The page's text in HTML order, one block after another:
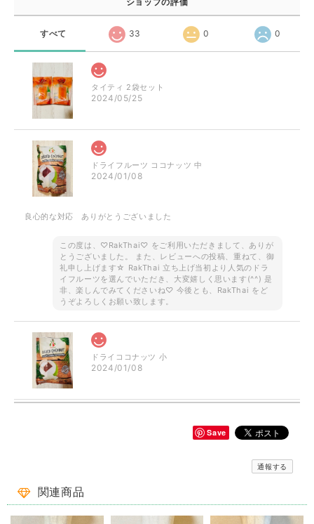
すべて 33 0 0
タイティ 2袋セット
2024/05/25
ドライフルーツ ココナッツ 中
2024/01/08
良心的な対応 ありがとうございました
この度は、♡RakThai♡ をご利用いただきまして、ありが
とうございました。 また、レビューへの投稿、重ねて、御
礼申し上げます☆ RakThai 立ち上げ当初より人気のドラ
イフルーツを選んでいただき、大変嬉しく思います(^^) 是
非、楽しんでみてくださいね♡ 今後とも、RakThai をど
うぞよろしくお願い致します。
ドライココナッツ 小
2024/01/08
ご予約品です！ ロータス 半袖シャツ ブラウン
一目惚れ✾で即買いしました。見たままのとっても素敵なでした✨とて
も敏速、丁寧な対応で、本当に良いお買い物出来ました。有難うござい
Save
通報する
関連商品